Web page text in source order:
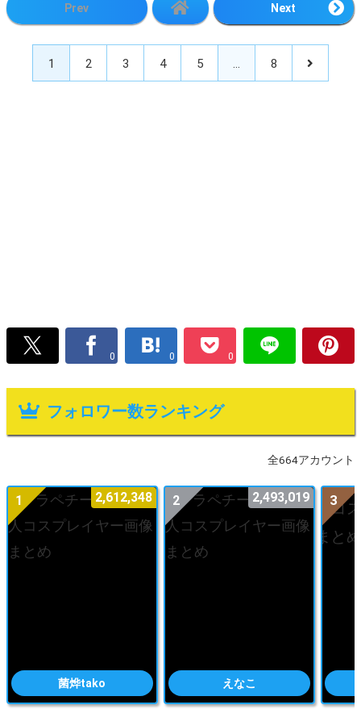
Prev Next
1 2 3 4 5 … 8
0 0 0
フォロワー数ランキング
全664アカウント
菌烨tako
1 2,612,348
えなこ
2 2,493,019 3